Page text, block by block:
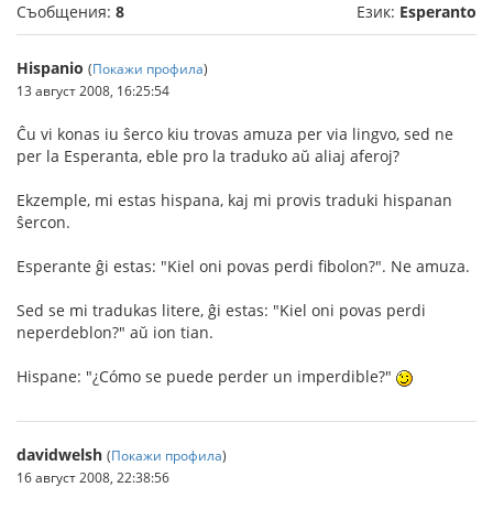
Съобщения: 8 Език: Esperanto
Hispanio (Покажи профила)
13 август 2008, 16:25:54
Ĉu vi konas iu ŝerco kiu trovas amuza per via lingvo, sed ne
per la Esperanta, eble pro la traduko aŭ aliaj aferoj?
Ekzemple, mi estas hispana, kaj mi provis traduki hispanan
ŝercon.
Esperante ĝi estas: "Kiel oni povas perdi fibolon?". Ne amuza.
Sed se mi tradukas litere, ĝi estas: "Kiel oni povas perdi
neperdeblon?" aŭ ion tian.
Hispane: "¿Cómo se puede perder un imperdible?"
davidwelsh (Покажи профила)
16 август 2008, 22:38:56